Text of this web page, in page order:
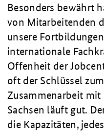
Besonders bewährt
von Mitarbeitenden
unsere
internationale
Offenheit der
oft der Schlüssel
Zusammenarbeit
Sachsen läuft gut.
die Kapazitäten,